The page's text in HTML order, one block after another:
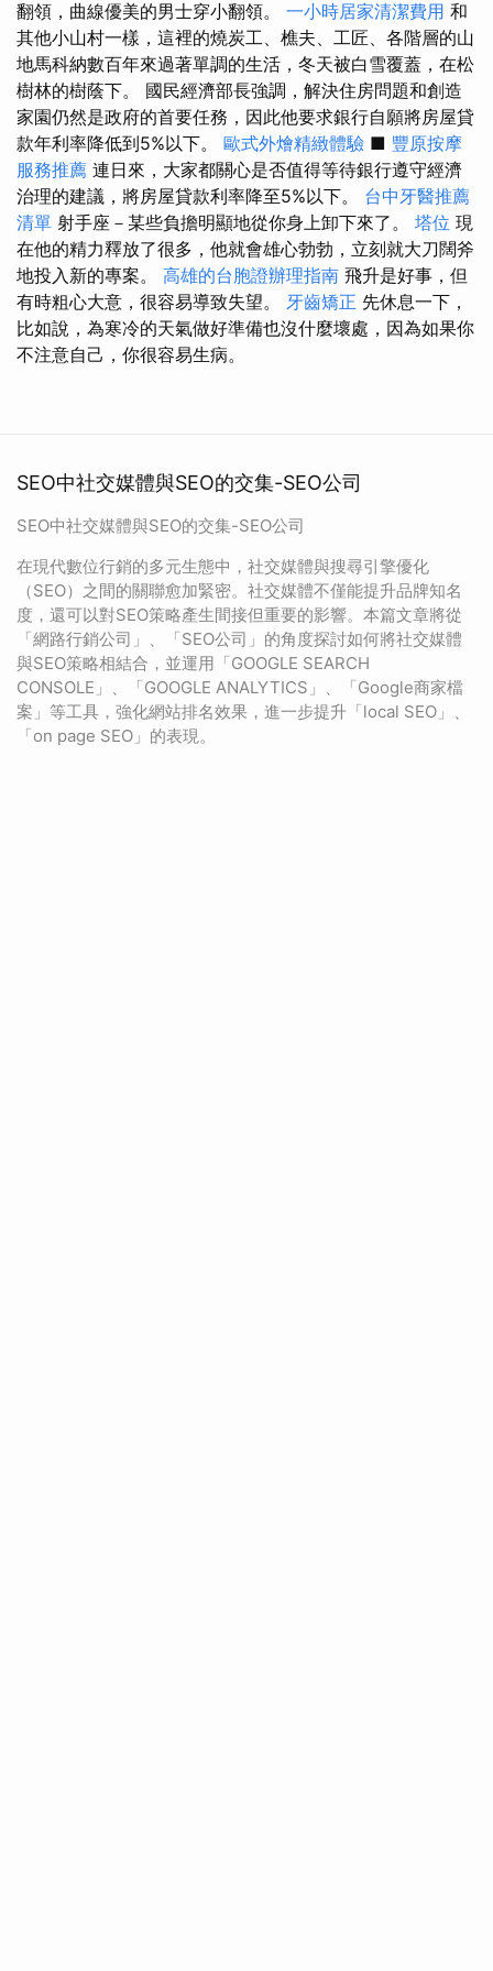
翻領，曲線優美的男士穿小翻領。 一小時居家清潔費用 和
其他小山村一樣，這裡的燒炭工、樵夫、工匠、各階層的山
地馬科納數百年來過著單調的生活，冬天被白雪覆蓋，在松
樹林的樹蔭下。 國民經濟部長強調，解決住房問題和創造
家園仍然是政府的首要任務，因此他要求銀行自願將房屋貸
款年利率降低到5%以下。 歐式外燴精緻體驗 ■ 豐原按摩
服務推薦 連日來，大家都關心是否值得等待銀行遵守經濟
治理的建議，將房屋貸款利率降至5%以下。 台中牙醫推薦
清單 射手座－某些負擔明顯地從你身上卸下來了。 塔位 現
在他的精力釋放了很多，他就會雄心勃勃，立刻就大刀闊斧
地投入新的專案。 高雄的台胞證辦理指南 飛升是好事，但
有時粗心大意，很容易導致失望。 牙齒矯正 先休息一下，
比如說，為寒冷的天氣做好準備也沒什麼壞處，因為如果你
不注意自己，你很容易生病。
SEO中社交媒體與SEO的交集-SEO公司
SEO中社交媒體與SEO的交集-SEO公司
在現代數位行銷的多元生態中，社交媒體與搜尋引擎優化
（SEO）之間的關聯愈加緊密。社交媒體不僅能提升品牌知名
度，還可以對SEO策略產生間接但重要的影響。本篇文章將從
「網路行銷公司」、「SEO公司」的角度探討如何將社交媒體
與SEO策略相結合，並運用「GOOGLE SEARCH
CONSOLE」、「GOOGLE ANALYTICS」、「Google商家檔
案」等工具，強化網站排名效果，進一步提升「local SEO」、
「on page SEO」的表現。